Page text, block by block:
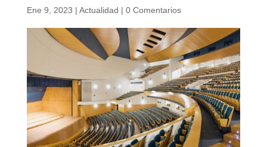
Ene 9, 2023 | Actualidad | 0 Comentarios